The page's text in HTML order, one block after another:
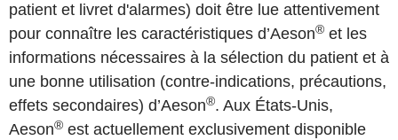
patient et livret d'alarmes) doit être lue attentivement
pour connaître les caractéristiques d’Aeson® et les
informations nécessaires à la sélection du patient et à
une bonne utilisation (contre-indications, précautions,
effets secondaires) d’Aeson®. Aux États-Unis,
Aeson® est actuellement exclusivement disponible